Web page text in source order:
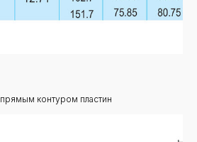
контуром пластин